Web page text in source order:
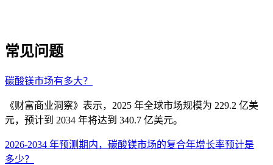
常见问题
碳酸镁市场有多大？
《财富商业洞察》表示，2025 年全球市场规模为 229.2 亿美
元，预计到 2034 年将达到 340.7 亿美元。
2026-2034 年预测期内，碳酸镁市场的复合年增长率预计是
多少？